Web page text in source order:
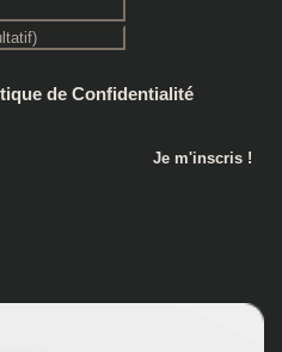
de Confidentialité